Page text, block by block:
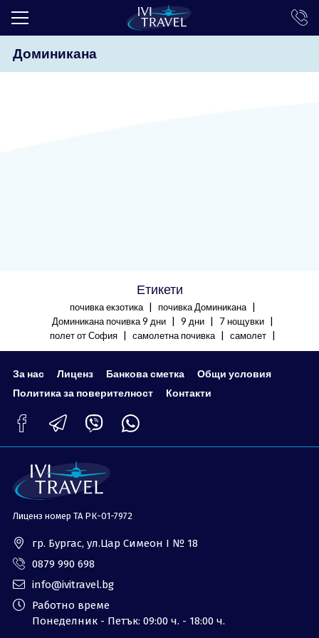
ТОП ОФЕРТИ
Банкова сметка
Общи условия
поверителност
0879 990 698
Доминикана
Етикети
почивка екзотика | почивка Доминикана |
Доминикана почивка 9 дни | 9 дни | 7 нощувки |
полет от София | самолетна почивка | самолет |
За нас Лиценз Банкова сметка
Общи условия
Политика за поверителност
Контакти
Лиценз номер ТА РК-01-7972
гр. Бургас, ул.Цар Симеон I № 18
0879 990 698
info@ivitravel.bg
Работно време
Понеделник - Петък: 09:00 ч. - 18:00 ч.